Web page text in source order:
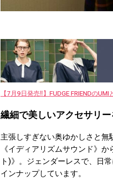
【7月9日発売‼︎】FUDGE FRIENDの
繊細で美しいアクセサリ
主張しすぎない奥ゆかしさと
《イディアリズムサウンド》
ト)》。ジェンダーレスで、日
インナップしています。